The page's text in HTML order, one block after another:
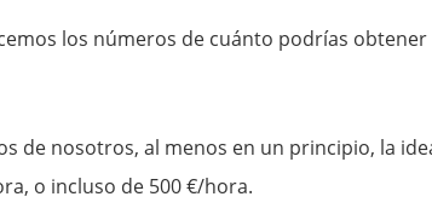
los números de cuánto podrías
de nosotros, al menos en un principio, la
o incluso de 500 €/hora.